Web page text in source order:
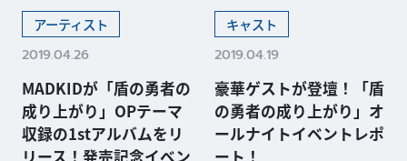
アーティスト
2019.04.26
MADKIDが「盾の勇者の
成り上がり」OPテーマ
収録の1stアルバムをリ
キャスト
2019.04.19
豪華ゲストが登壇！「盾
の勇者の成り上がり」オ
ールナイトイベントレポ